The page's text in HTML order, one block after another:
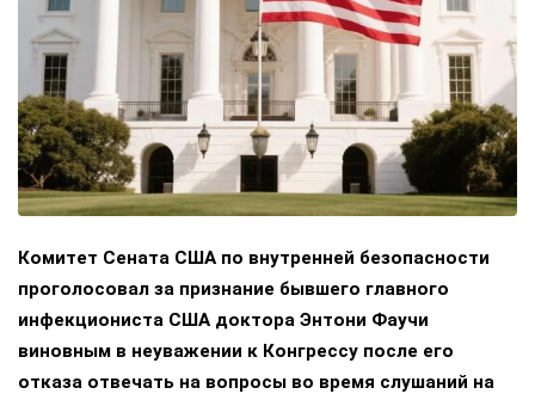
Комитет Сената США по внутренней безопасности
проголосовал за признание бывшего главного
инфекциониста США доктора Энтони Фаучи
виновным в неуважении к Конгрессу после его
отказа отвечать на вопросы во время слушаний на